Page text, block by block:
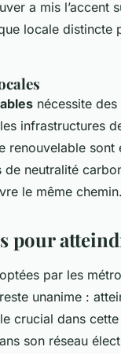
a mis l’accent
locale distincte
nécessite
infrastructures
renouvelable
neutralité
le même chemin.
pour
par les
unanime :
crucial dans
son réseau